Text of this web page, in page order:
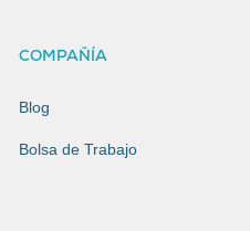
COMPAÑÍA
Blog
Bolsa de Trabajo